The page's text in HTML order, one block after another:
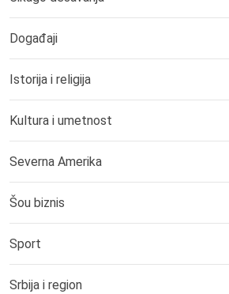
Događaji
Istorija i religija
Kultura i umetnost
Severna Amerika
Šou biznis
Sport
Srbija i region